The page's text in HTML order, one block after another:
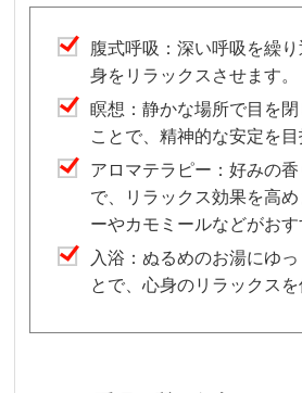
腹式呼吸：深い呼吸を繰
身をリラックスさせます。
瞑想：静かな場所で目を閉
ことで、精神的な安定を目
アロマテラピー：好みの
で、リラックス効果を高
ーやカモミールなどがおす
入浴：ぬるめのお湯にゆ
とで、心身のリラックスを